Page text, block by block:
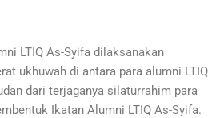
LTIQ As-Syifa dilaksanakan
ukhuwah di antara para alumni LTIQ
dari terjaganya silaturrahim para
Ikatan Alumni LTIQ As-Syifa.